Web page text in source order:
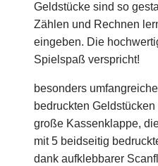
Geldstücke sind so
Zählen und Rechnen
eingeben. Die
Spielspaß verspricht!
besonders
bedruckten Geldstücken
große Kassenklappe,
mit 5 beidseitig
dank aufklebbarer